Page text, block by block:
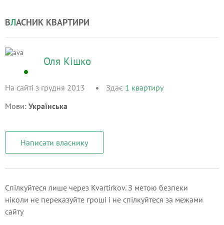
ВЛАСНИК КВАРТИРИ
Оля Кішко
На сайті з грудня 2013 Здає 1 квартиру
Мови: Українська
Написати власнику
Спілкуйтеся лише через Kvartirkov. З метою безпеки
ніколи не переказуйте гроші і не спілкуйтеся за межами
сайту